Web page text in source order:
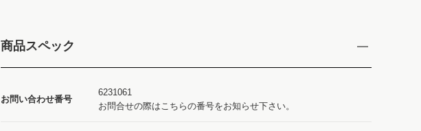
商品スペック
お問い合わせ番号
6231061
お問合せの際はこちらの番号をお知らせ下さい。